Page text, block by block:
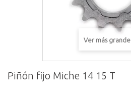
Ver más grande
Piñón fijo Miche 14 15 T